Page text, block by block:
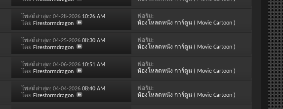
โพสต์ล่าสุด: 04-28-2026 10:26 AM
โดยFirestormdragon
ฟอรั่ม:
ห้องโหลดหนัง การ์ตูน ( Movie Cartoon )
โพสต์ล่าสุด: 04-25-202608:30 AM
โดยFirestormdragon
ฟอรั่ม:
ห้องโหลดหนัง การ์ตูน ( Movie Cartoon )
โพสต์ล่าสุด: 04-06-2026 10:51 AM
โดยFirestormdragon
ฟอรั่ม:
ห้องโหลดหนัง การ์ตูน ( Movie Cartoon )
โพสต์ล่าสุด: 04-04-202608:40 AM
โดยFirestormdragon
ฟอรั่ม:
ห้องโหลดหนัง การ์ตูน ( Movie Cartoon )